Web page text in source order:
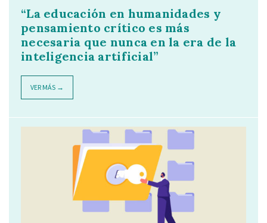
“La educación en humanidades y
pensamiento crítico es más
necesaria que nunca en la era de la
inteligencia artificial”
VER MÁS →